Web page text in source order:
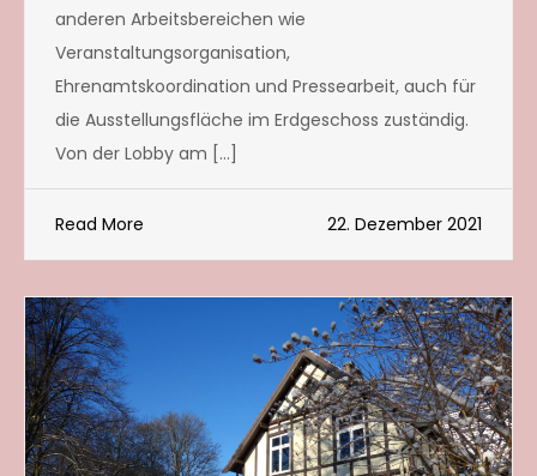
anderen Arbeitsbereichen wie
Veranstaltungsorganisation,
Ehrenamtskoordination und Pressearbeit, auch für
die Ausstellungsfläche im Erdgeschoss zuständig.
Von der Lobby am […]
Read More 22. Dezember 2021